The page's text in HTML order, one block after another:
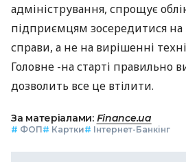
адміністрування, спрощує
підприємцям зосередитися на
справи, а не на вирішенні
Головне -на старті правильно
дозволить все це втілити.
За матеріалами: Finance.ua
# ФОП# Картки# Інтернет-Банкінг